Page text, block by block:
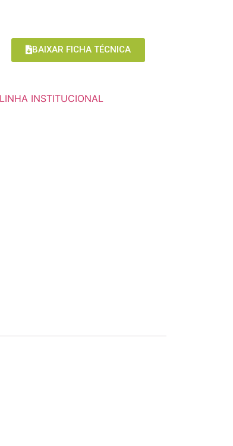
BAIXAR FICHA TÉCNICA
LINHA INSTITUCIONAL